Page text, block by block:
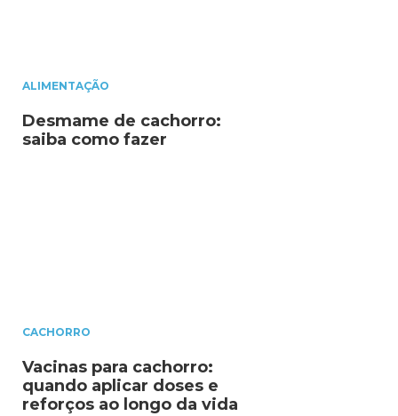
ALIMENTAÇÃO
Desmame de cachorro:
saiba como fazer
CACHORRO
Vacinas para cachorro:
quando aplicar doses e
reforços ao longo da vida